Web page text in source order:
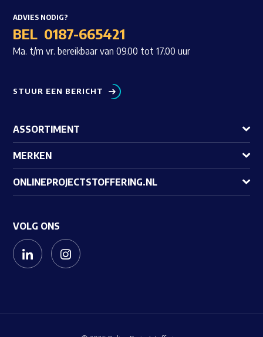
ADVIES NODIG?
BEL 0187-665421
Ma. t/m vr. bereikbaar van 09.00 tot 17.00 uur
STUUR EEN BERICHT
ASSORTIMENT
MERKEN
ONLINEPROJECTSTOFFERING.NL
VOLG ONS